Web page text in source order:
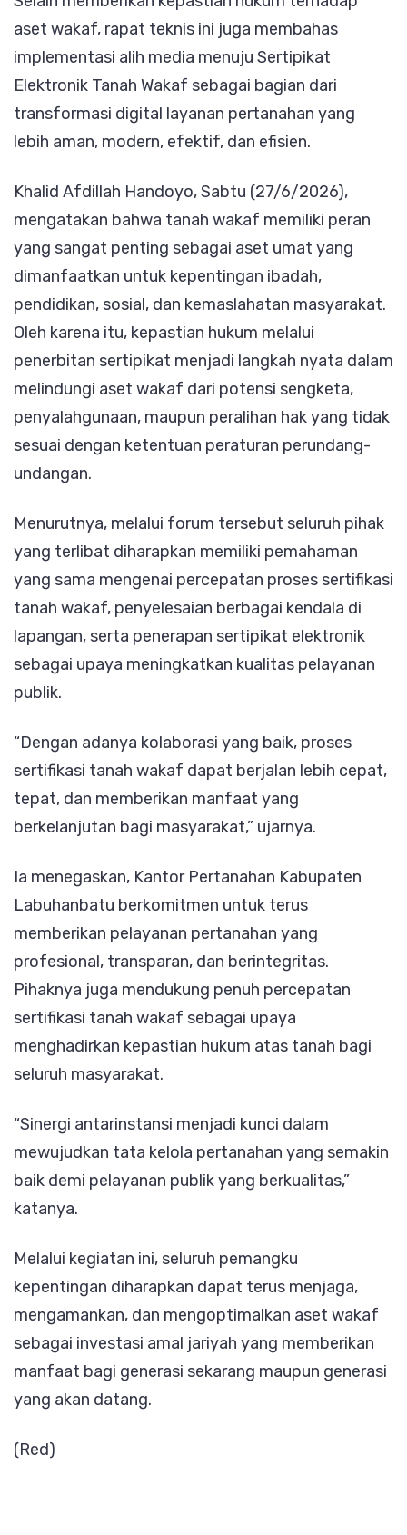
aset wakaf, rapat teknis ini juga membahas
implementasi alih media menuju Sertipikat
Elektronik Tanah Wakaf sebagai bagian dari
transformasi digital layanan pertanahan yang
lebih aman, modern, efektif, dan efisien.
Khalid Afdillah Handoyo, Sabtu (27/6/2026),
mengatakan bahwa tanah wakaf memiliki peran
yang sangat penting sebagai aset umat yang
dimanfaatkan untuk kepentingan ibadah,
pendidikan, sosial, dan kemaslahatan masyarakat.
Oleh karena itu, kepastian hukum melalui
penerbitan sertipikat menjadi langkah nyata dalam
melindungi aset wakaf dari potensi sengketa,
penyalahgunaan, maupun peralihan hak yang tidak
sesuai dengan ketentuan peraturan perundang-
undangan.
Menurutnya, melalui forum tersebut seluruh pihak
yang terlibat diharapkan memiliki pemahaman
yang sama mengenai percepatan proses sertifikasi
tanah wakaf, penyelesaian berbagai kendala di
lapangan, serta penerapan sertipikat elektronik
sebagai upaya meningkatkan kualitas pelayanan
publik.
“Dengan adanya kolaborasi yang baik, proses
sertifikasi tanah wakaf dapat berjalan lebih cepat,
tepat, dan memberikan manfaat yang
berkelanjutan bagi masyarakat,” ujarnya.
Ia menegaskan, Kantor Pertanahan Kabupaten
Labuhanbatu berkomitmen untuk terus
memberikan pelayanan pertanahan yang
profesional, transparan, dan berintegritas.
Pihaknya juga mendukung penuh percepatan
sertifikasi tanah wakaf sebagai upaya
menghadirkan kepastian hukum atas tanah bagi
seluruh masyarakat.
“Sinergi antarinstansi menjadi kunci dalam
mewujudkan tata kelola pertanahan yang semakin
baik demi pelayanan publik yang berkualitas,”
katanya.
Melalui kegiatan ini, seluruh pemangku
kepentingan diharapkan dapat terus menjaga,
mengamankan, dan mengoptimalkan aset wakaf
sebagai investasi amal jariyah yang memberikan
manfaat bagi generasi sekarang maupun generasi
yang akan datang.
(Red)